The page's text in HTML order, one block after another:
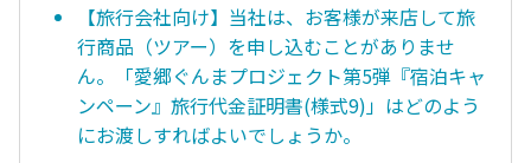
【旅行会社向け】当社は、お客様が来店して旅
行商品（ツアー）を申し込むことがありませ
ん。「愛郷ぐんまプロジェクト第5弾『宿泊キャ
ンペーン』旅行代金証明書(様式9)」はどのよう
にお渡しすればよいでしょうか。